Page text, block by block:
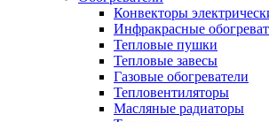
Конвекторы
Инфракрасные
Тепловые пушки
Тепловые завесы
Газовые обогреватели
Тепловентиляторы
Масляные радиаторы